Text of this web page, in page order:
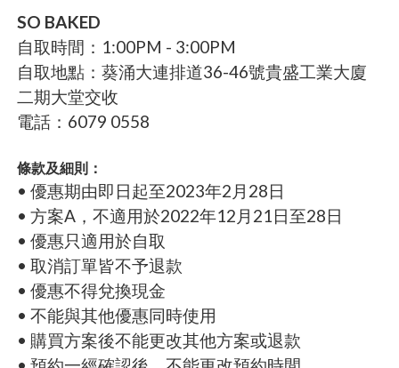
SO BAKED
自取時間：1:00PM - 3:00PM
自取地點：葵涌大連排道36-46號貴盛工業大廈
二期大堂交收
電話：6079 0558
條款及細則：
• 優惠期由即日起至2023年2月28日
• 方案A，不適用於2022年12月21日至28日
• 優惠只適用於自取
• 取消訂單皆不予退款
• 優惠不得兌換現金
• 不能與其他優惠同時使用
• 購買方案後不能更改其他方案或退款